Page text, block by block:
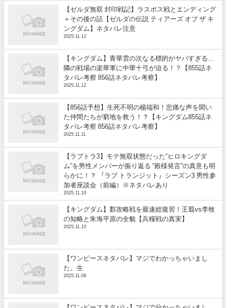
【ゼルダ無双 封印戦記】ラスボス戦とエンディング
＋その後の話【ゼルダの伝説 ティアーズ オブ ザ キ
ングダム】ネタバレ注意
2025.11.12
【キングダム】青華雲の次なる標的がヤバすぎる...
隣の戦場の楽華軍に中華十弓が迫る！？【855話ネ
タバレ考察 856話ネタバレ考察】
2025.11.12
【856話予想】生死不明の楊端和！悲痛な声を聞い
た仲間たちが窮地を救う！？【キングダム855話ネ
タバレ考察 856話ネタバレ考察】
2025.11.11
【ラブトラ3】モテ無双状態だった“ヒロキングダ
ム”を男性メンバーが振り返る “殿様発言”の真意も明
らかに！？ 『ラブ トランジット』シーズン3 男性参
加者座談会（前編）※ネタバレあり
2025.11.10
【キングダム】鄴攻略戦を最速総復習！王翦vs李牧
の知略と朱海平原の全貌【兵糧戦の真実】
2025.11.10
【ワンピースネタバレ】マジでわかっちゃいまし
た。生
2025.11.09